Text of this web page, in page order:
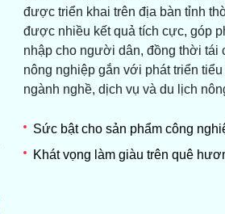
được triển khai trên địa bàn tỉnh
được nhiều kết quả tích cực, góp
nhập cho người dân, đồng thời tái
nông nghiệp gắn với phát triển
ngành nghề, dịch vụ và du lịch
Sức bật cho sản phẩm công
Khát vọng làm giàu trên quê